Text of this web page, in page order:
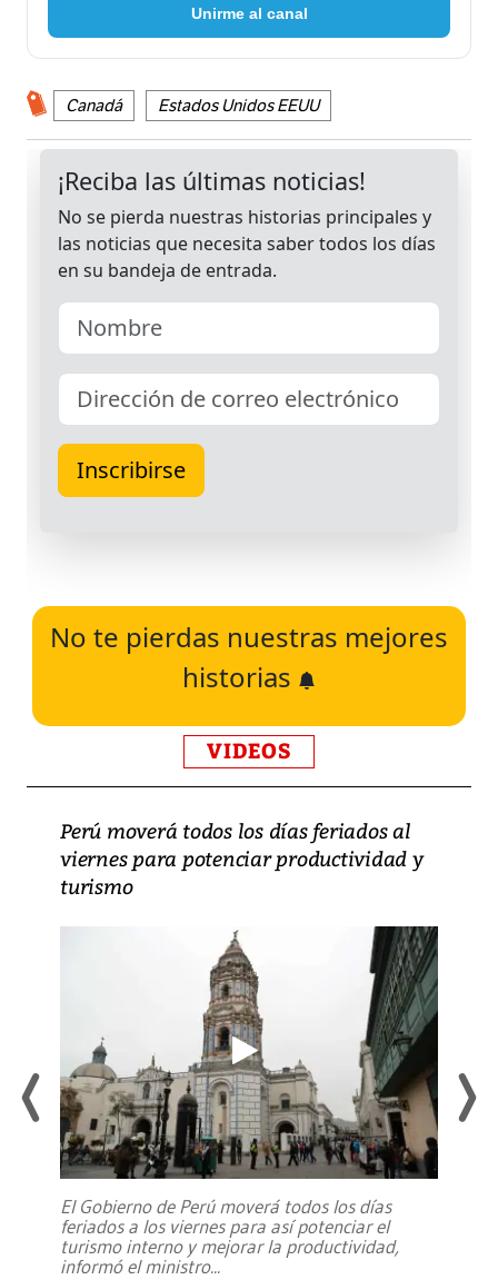
Unirme al canal
Canadá Estados Unidos EEUU
No te pierdas nuestras mejores
historias
VIDEOS
Perú moverá todos los días feriados al
viernes para potenciar productividad y
turismo
El Gobierno de Perú moverá todos los días
feriados a los viernes para así potenciar el
turismo interno y mejorar la productividad,
informó el ministro...